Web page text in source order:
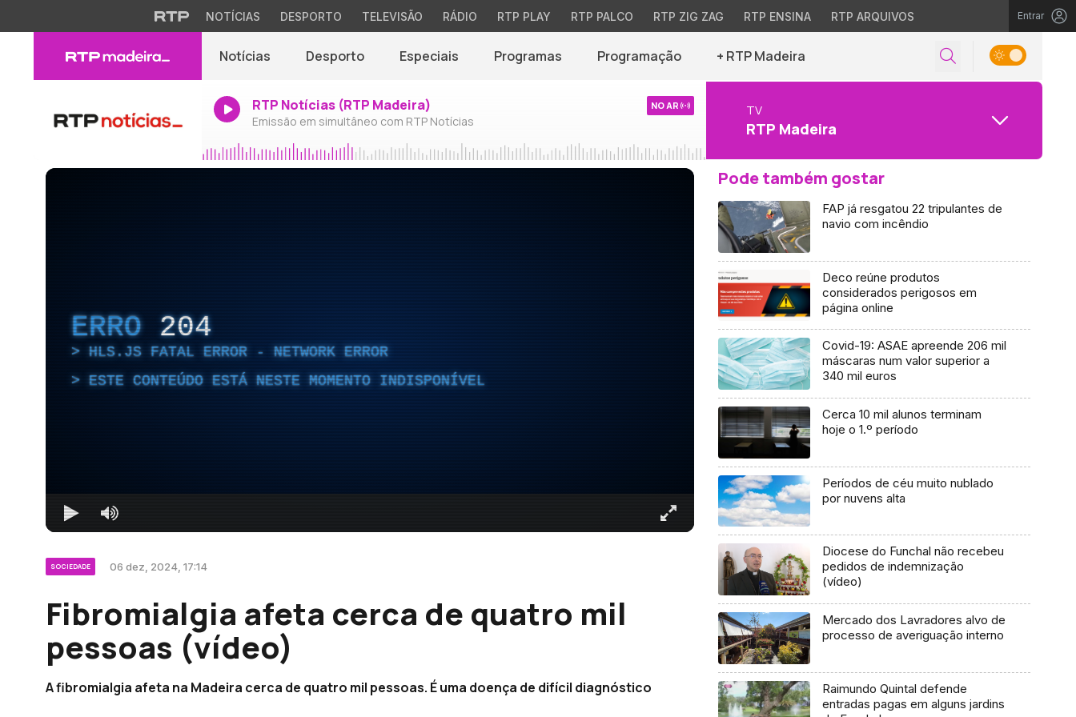
NOTÍCIAS DESPORTO TELEVISÃO RÁDIO RTP PLAY RTP PALCO RTP ZIG ZAG RTP ENSINA RTP ARQUIVOS Entrar
Notícias Desporto Especiais Programas Programação + RTP Madeira
RTP Notícias (RTP Madeira)
Emissão em simultâneo com RTP Notícias
NO AR TV
RTP Madeira
ERRO 204
HLS.JS FATAL ERROR - NETWORK ERROR
ESTE CONTEÚDO ESTÁ NESTE MOMENTO INDISPONÍVEL
SOCIEDADE 06 dez, 2024, 17:14
Fibromialgia afeta cerca de quatro mil
pessoas (vídeo)
A fibromialgia afeta na Madeira cerca de quatro mil pessoas. É uma doença de difícil diagnóstico
Pode também gostar
FAP já resgatou 22 tripulantes de
navio com incêndio
Deco reúne produtos
considerados perigosos em
página online
Covid-19: ASAE apreende 206 mil
máscaras num valor superior a
340 mil euros
Cerca 10 mil alunos terminam
hoje o 1.º período
Períodos de céu muito nublado
por nuvens alta
Diocese do Funchal não recebeu
pedidos de indemnização
(vídeo)
Mercado dos Lavradores alvo de
processo de averiguação interno
Raimundo Quintal defende
entradas pagas em alguns jardins